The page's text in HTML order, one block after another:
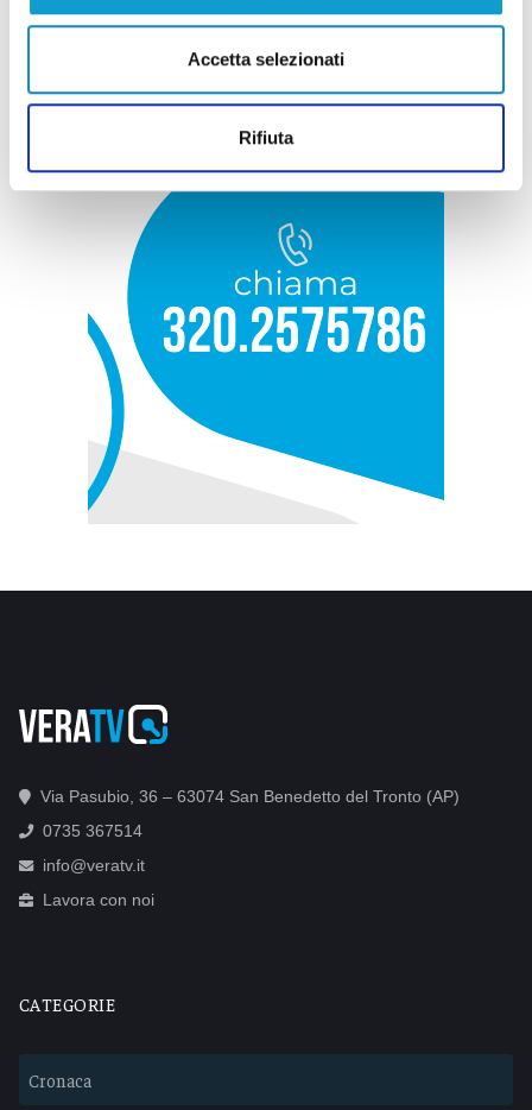
Accetta selezionati
Rifiuta
Via Pasubio, 36 – 63074 San Benedetto del Tronto (AP)
0735 367514
info@veratv.it
Lavora con noi
CATEGORIE
Cronaca